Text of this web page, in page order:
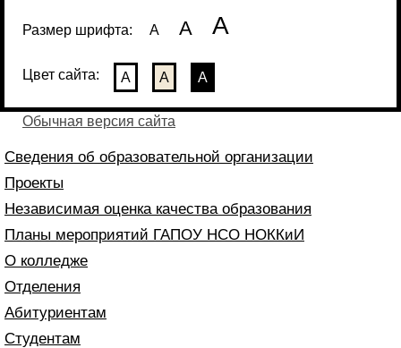
Размер шрифта: А А А
Цвет сайта: А А А
Обычная версия сайта
Сведения об образовательной организации
Проекты
Независимая оценка качества образования
Планы мероприятий ГАПОУ НСО НОККиИ
О колледже
Отделения
Абитуриентам
Студентам